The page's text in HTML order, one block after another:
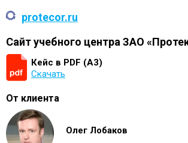
protecor.ru
Сайт учебного центра ЗАО
Кейс в PDF (А3)
Скачать
От клиента
Олег Лобаков